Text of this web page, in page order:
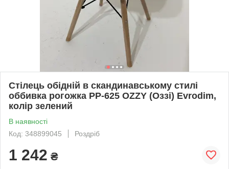
Стілець обідній в скандинавському стилі
оббивка рогожка PP-625 OZZY (Оззі) Evrodim,
колір зелений
В наявності
Код: 348899045
Роздріб
1 242 ₴